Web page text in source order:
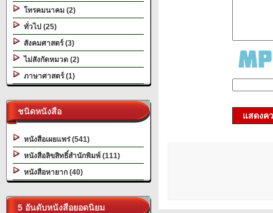
โทรคมนาคม (2)
ทั่วไป (25)
สังคมศาสตร์ (3)
ไม่สังกัดหมวด (2)
ภาษาศาสตร์ (1)
ชนิดหนังสือ
หนังสือเผยแพร่ (541)
หนังสือลิขสิทธิ์สำนักพิมพ์ (111)
หนังสือหายาก (40)
5 อันดับหนังสือยอดนิยม
แสดงค